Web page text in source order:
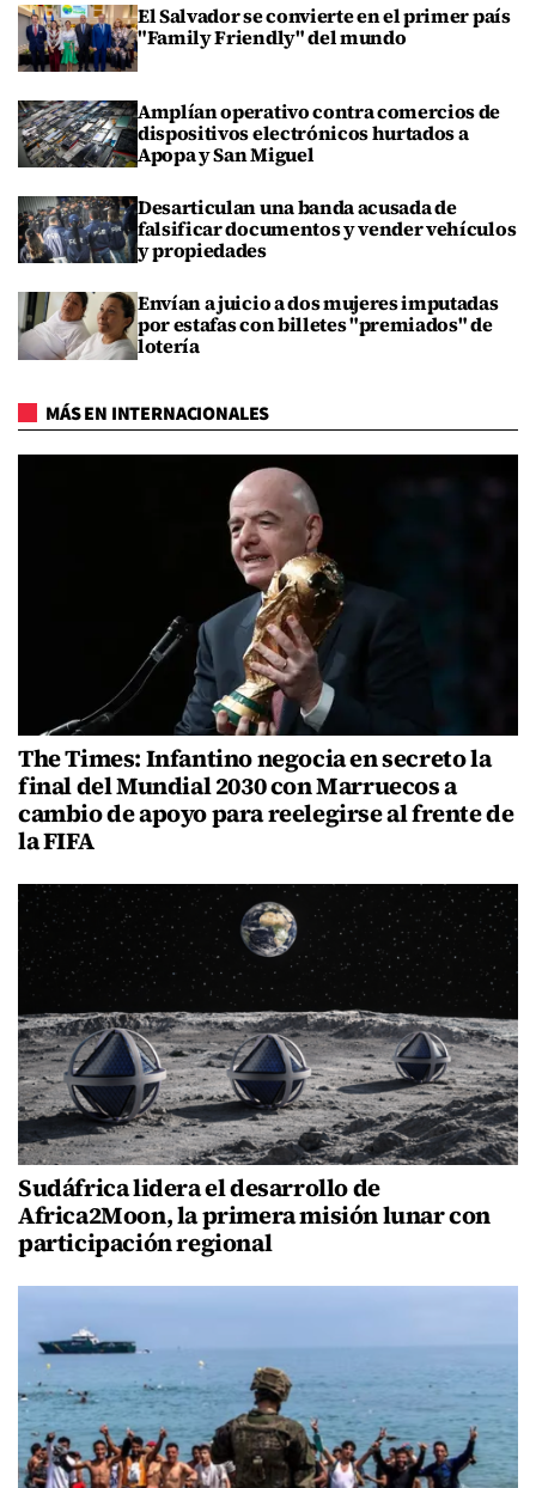
El Salvador se convierte en el primer país
"Family Friendly" del mundo
Amplían operativo contra comercios de
dispositivos electrónicos hurtados a
Apopa y San Miguel
Desarticulan una banda acusada de
falsificar documentos y vender vehículos
y propiedades
Envían a juicio a dos mujeres imputadas
por estafas con billetes "premiados" de
lotería
MÁS EN INTERNACIONALES
The Times: Infantino negocia en secreto la
final del Mundial 2030 con Marruecos a
cambio de apoyo para reelegirse al frente de
la FIFA
Sudáfrica lidera el desarrollo de
Africa2Moon, la primera misión lunar con
participación regional